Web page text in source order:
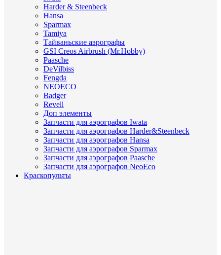
Harder & Steenbeck
Hansa
Sparmax
Tamiya
Тайваньские аэрографы
GSI Creos Airbrush (Mr.Hobby)
Paasche
DeVilbiss
Fengda
NEOECO
Badger
Revell
Доп элементы
Запчасти для аэрографов Iwata
Запчасти для аэрографов Harder&Steenbeck
Запчасти для аэрографов Hansa
Запчасти для аэрографов Sparmax
Запчасти для аэрографов Paasche
Запчасти для аэрографов NeoEco
Краскопульты